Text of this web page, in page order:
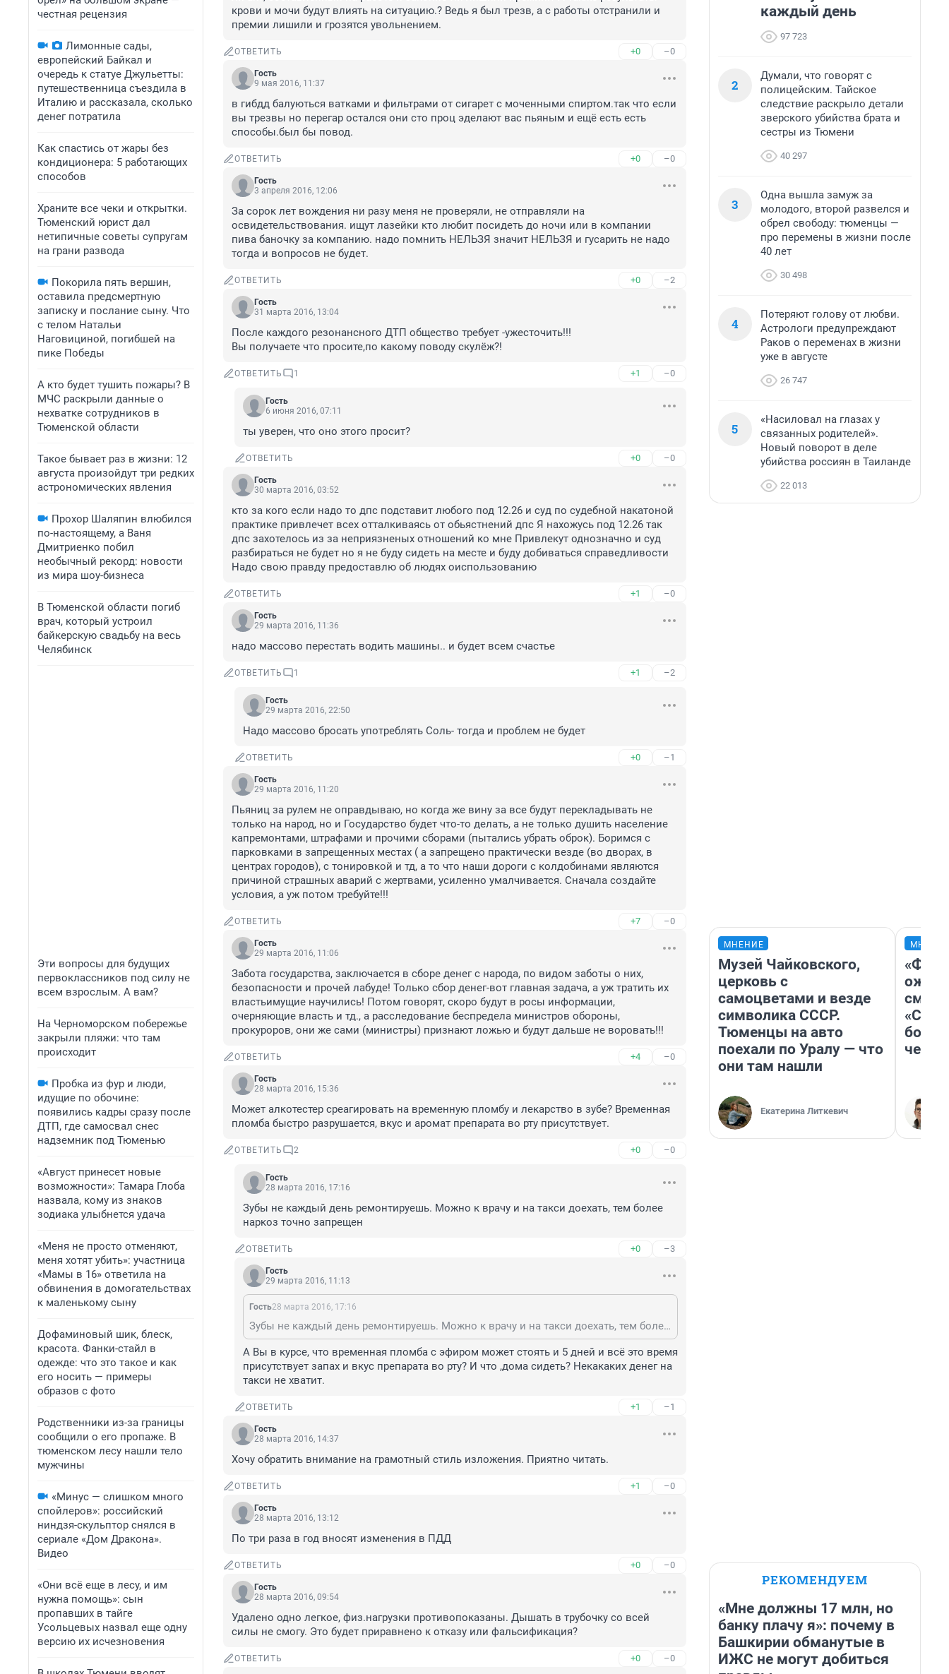
честная рецензия
Лимонные сады,
европейский Байкал и
очередь к статуе Джульетты:
путешественница съездила в
Италию и рассказала, сколько
денег потратила
Как спастись от жары без
кондиционера: 5 работающих
способов
Храните все чеки и открытки.
Тюменский юрист дал
нетипичные советы супругам
на грани развода
Покорила пять вершин,
оставила предсмертную
записку и послание сыну. Что
с телом Натальи
Наговициной, погибшей на
пике Победы
А кто будет тушить пожары? В
МЧС раскрыли данные о
нехватке сотрудников в
Тюменской области
Такое бывает раз в жизни: 12
августа произойдут три редких
астрономических явления
Прохор Шаляпин влюбился
по-настоящему, а Ваня
Дмитриенко побил
необычный рекорд: новости
из мира шоу-бизнеса
В Тюменской области погиб
врач, который устроил
байкерскую свадьбу на весь
Челябинск
Эти вопросы для будущих
первоклассников под силу не
всем взрослым. А вам?
На Черноморском побережье
закрыли пляжи: что там
происходит
Пробка из фур и люди,
идущие по обочине:
появились кадры сразу после
ДТП, где самосвал снес
надземник под Тюменью
«Август принесет новые
возможности»: Тамара Глоба
назвала, кому из знаков
зодиака улыбнется удача
«Меня не просто отменяют,
меня хотят убить»: участница
«Мамы в 16» ответила на
обвинения в домогательствах
к маленькому сыну
Дофаминовый шик, блеск,
красота. Фанки-стайл в
одежде: что это такое и как
его носить — примеры
образов с фото
Родственники из-за границы
сообщили о его пропаже. В
тюменском лесу нашли тело
мужчины
«Минус — слишком много
спойлеров»: российский
ниндзя-скульптор снялся в
сериале «Дом Дракона».
Видео
«Они всё еще в лесу, и им
нужна помощь»: сын
пропавших в тайге
Усольцевых назвал еще одну
версию их исчезновения
крови и мочи будут влиять на ситуацию.? Ведь я был трезв, а с работы отстранили и
премии лишили и грозятся увольнением.
ОТВЕТИТЬ +0 –0
Гость
9 мая 2016, 11:37
в гибдд балуються ватками и фильтрами от сигарет с моченными спиртом.так что если
вы трезвы но перегар остался они сто проц эделают вас пьяным и ещё есть есть
способы.был бы повод.
ОТВЕТИТЬ +0 –0
Гость
3 апреля 2016, 12:06
За сорок лет вождения ни разу меня не проверяли, не отправляли на
освидетельствования. ищут лазейки кто любит посидеть до ночи или в компании
пива баночку за компанию. надо помнить НЕЛЬЗЯ значит НЕЛЬЗЯ и гусарить не надо
тогда и вопросов не будет.
ОТВЕТИТЬ +0 –2
Гость
31 марта 2016, 13:04
После каждого резонансного ДТП общество требует -ужесточить!!!
Вы получаете что просите,по какому поводу скулёж?!
ОТВЕТИТЬ 1 +1 –0
Гость
6 июня 2016, 07:11
ты уверен, что оно этого просит?
ОТВЕТИТЬ +0 –0
Гость
30 марта 2016, 03:52
кто за кого если надо то дпс подставит любого под 12.26 и суд по судебной накатоной
практике привлечет всех отталкиваясь от обьястнений дпс Я нахожусь под 12.26 так
дпс захотелось из за неприязненых отношений ко мне Привлекут однозначно и суд
разбираться не будет но я не буду сидеть на месте и буду добиваться справедливости
Надо свою правду предоставлю об людях оиспользованию
ОТВЕТИТЬ +1 –0
Гость
29 марта 2016, 11:36
надо массово перестать водить машины.. и будет всем счастье
ОТВЕТИТЬ 1 +1 –2
Гость
29 марта 2016, 22:50
Надо массово бросать употреблять Соль- тогда и проблем не будет
ОТВЕТИТЬ +0 –1
Гость
29 марта 2016, 11:20
Пьяниц за рулем не оправдываю, но когда же вину за все будут перекладывать не
только на народ, но и Государство будет что-то делать, а не только душить население
капремонтами, штрафами и прочими сборами (пытались убрать оброк). Боримся с
парковками в запрещенных местах ( а запрещено практически везде (во дворах, в
центрах городов), с тонировкой и тд, а то что наши дороги с колдобинами являются
причиной страшных аварий с жертвами, усиленно умалчивается. Сначала создайте
условия, а уж потом требуйте!!!
ОТВЕТИТЬ +7 –0
Гость
29 марта 2016, 11:06
Забота государства, заключается в сборе денег с народа, по видом заботы о них,
безопасности и прочей лабуде! Только сбор денег-вот главная задача, а уж тратить их
властьимущие научились! Потом говорят, скоро будут в росы информации,
очерняющие власть и тд., а расследование беспредела министров обороны,
прокуроров, они же сами (министры) признают ложью и будут дальше не воровать!!!
ОТВЕТИТЬ +4 –0
Гость
28 марта 2016, 15:36
Может алкотестер среагировать на временную пломбу и лекарство в зубе? Временная
пломба быстро разрушается, вкус и аромат препарата во рту присутствует.
ОТВЕТИТЬ 2 +0 –0
Гость
28 марта 2016, 17:16
Зубы не каждый день ремонтируешь. Можно к врачу и на такси доехать, тем более
наркоз точно запрещен
ОТВЕТИТЬ +0 –3
Гость
29 марта 2016, 11:13
Гость28 марта 2016, 17:16
Зубы не каждый день ремонтируешь. Можно к врачу и на такси доехать, тем более наркоз точно запрещен
А Вы в курсе, что временная пломба с эфиром может стоять и 5 дней и всё это время
присутствует запах и вкус препарата во рту? И что ,дома сидеть? Некакаких денег на
такси не хватит.
ОТВЕТИТЬ +1 –1
Гость
28 марта 2016, 14:37
Хочу обратить внимание на грамотный стиль изложения. Приятно читать.
ОТВЕТИТЬ +1 –0
Гость
28 марта 2016, 13:12
По три раза в год вносят изменения в ПДД
ОТВЕТИТЬ +0 –0
Гость
28 марта 2016, 09:54
Удалено одно легкое, физ.нагрузки противопоказаны. Дышать в трубочку со всей
силы не смогу. Это будет приравнено к отказу или фальсификация?
ОТВЕТИТЬ +0 –0
каждый день
97 723
2
Думали, что говорят с
полицейским. Тайское
следствие раскрыло детали
зверского убийства брата и
сестры из Тюмени
40 297
3
Одна вышла замуж за
молодого, второй развелся и
обрел свободу: тюменцы —
про перемены в жизни после
40 лет
30 498
4
Потеряют голову от любви.
Астрологи предупреждают
Раков о переменах в жизни
уже в августе
26 747
5
«Насиловал на глазах у
связанных родителей».
Новый поворот в деле
убийства россиян в Таиланде
22 013
МНЕНИЕ
Музей Чайковского,
церковь с
самоцветами и везде
символика СССР.
Тюменцы на авто
поехали по Уралу — что
они там нашли
Екатерина Литкевич
РЕКОМЕНДУЕМ
«Мне должны 17 млн, но
банку плачу я»: почему в
Башкирии обманутые в
ИЖС не могут добиться